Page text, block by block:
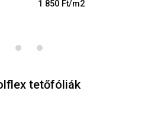
1 850 Ft/m2
tetőfóliák